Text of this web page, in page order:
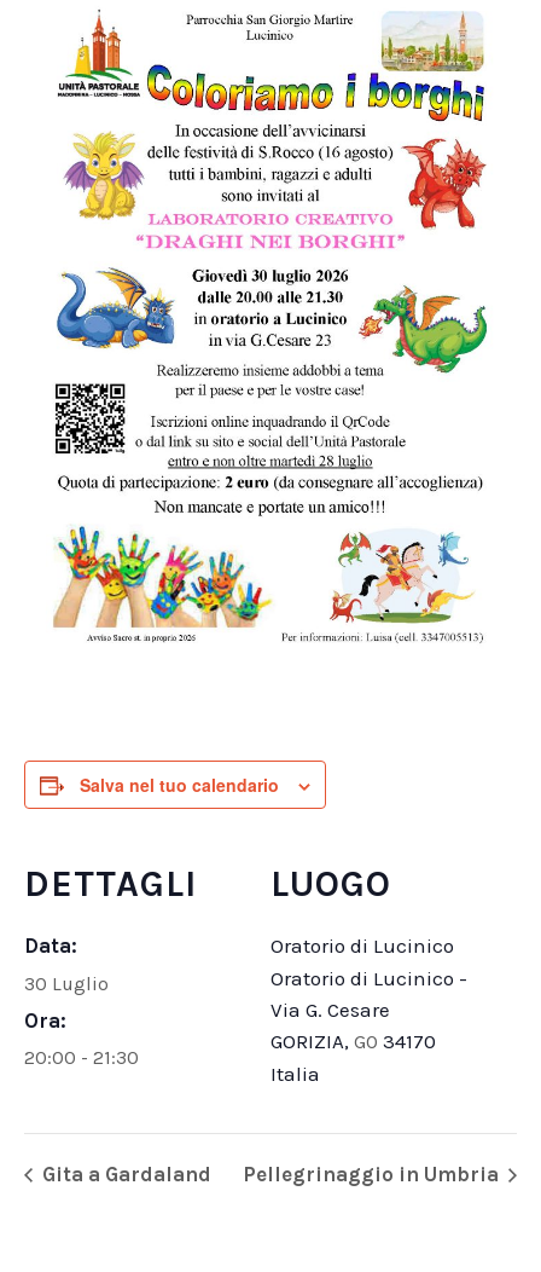
Salva nel tuo calendario
DETTAGLI
Data:
30 Luglio
Ora:
20:00 - 21:30
LUOGO
Oratorio di Lucinico
Oratorio di Lucinico -
Via G. Cesare
GORIZIA, GO 34170
Italia
Gita a Gardaland Pellegrinaggio in Umbria